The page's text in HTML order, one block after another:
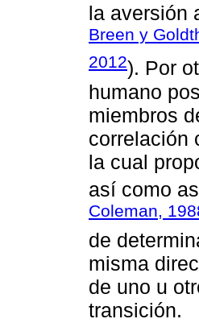
la aversión
Breen y
2012). Por
humano
miembros
correlación
la cual
así como
Coleman,
de
misma
de uno u
transición.